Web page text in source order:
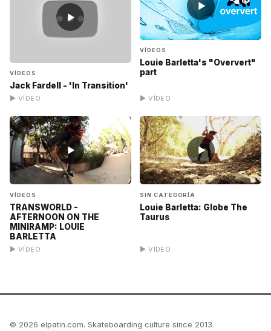
▶
VÍDEOS
Jack Fardell - 'In Transition'
▶ VÍDEO
▶
VÍDEOS
Louie Barletta's "Oververt"
part
▶ VÍDEO
▶
VÍDEOS
TRANSWORLD -
AFTERNOON ON THE
MINIRAMP: LOUIE
BARLETTA
▶ VÍDEO
▶
SIN CATEGORÍA
Louie Barletta: Globe The
Taurus
▶ VÍDEO
© 2026 elpatin.com. Skateboarding culture since 2013.